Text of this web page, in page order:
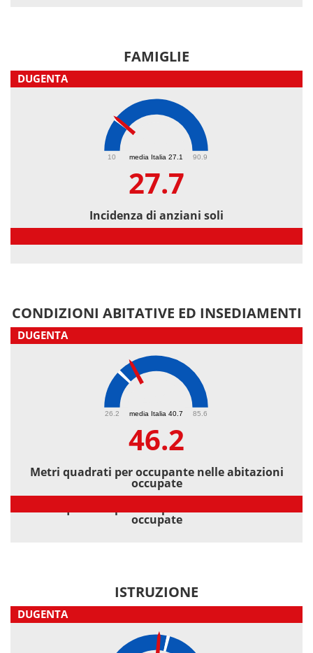
FAMIGLIE
DUGENTA
media Italia 27.1
10 90.9
27.7
Incidenza di anziani soli
CONDIZIONI ABITATIVE ED INSEDIAMENTI
DUGENTA
media Italia 40.7
26.2 85.6
46.2
Metri quadrati per occupante nelle abitazioni
occupate
occupate
ISTRUZIONE
DUGENTA